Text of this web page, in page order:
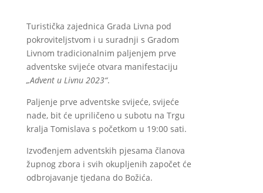
Turistička zajednica Grada Livna pod
pokroviteljstvom i u suradnji s Gradom
Livnom tradicionalnim paljenjem prve
adventske svijeće otvara manifestaciju
„Advent u Livnu 2023“.
Paljenje prve adventske svijeće, svijeće
nade, bit će upriličeno u subotu na Trgu
kralja Tomislava s početkom u 19:00 sati.
Izvođenjem adventskih pjesama članova
župnog zbora i svih okupljenih započet će
odbrojavanje tjedana do Božića.